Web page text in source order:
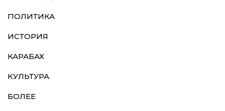
ПОЛИТИКА
ИСТОРИЯ
КАРАБАХ
КУЛЬТУРА
БОЛЕЕ